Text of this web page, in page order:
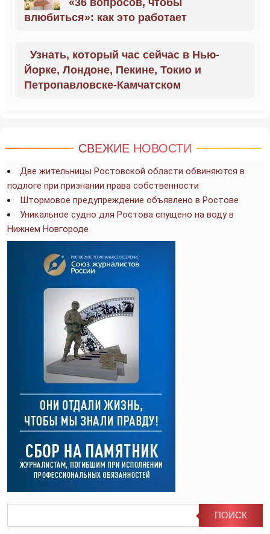
«36 вопросов, чтобы
влюбиться»: как это работает
Узнать, который час сейчас в Нью-
Йорке, Лондоне, Пекине, Токио и
Петропавловске-Камчатском
СВЕЖИЕ НОВОСТИ
Две жительницы Ростовской области обвиняются в
подлоге при признании права собственности
Штормовое предупреждение объявлено в Ростове
Уникальное судно для Ростова спущено на воду в
Нижнем Новгороде